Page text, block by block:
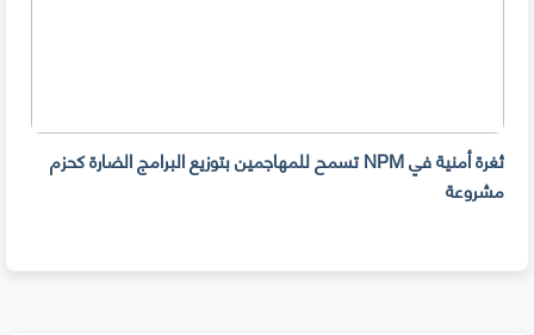
ثغرة أمنية في NPM تسمح للمهاجمين بتوزيع البرامج الضارة كحزم
مشروعة